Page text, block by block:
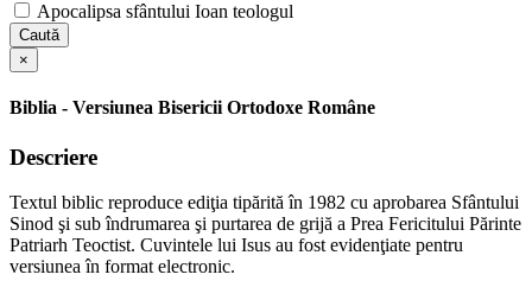
Apocalipsa sfântului Ioan teologul
Caută
×
Biblia - Versiunea Bisericii Ortodoxe Române
Descriere
Textul biblic reproduce ediţia tipărită în 1982 cu aprobarea Sfântului
Sinod şi sub îndrumarea şi purtarea de grijă a Prea Fericitului Părinte
Patriarh Teoctist. Cuvintele lui Isus au fost evidenţiate pentru
versiunea în format electronic.